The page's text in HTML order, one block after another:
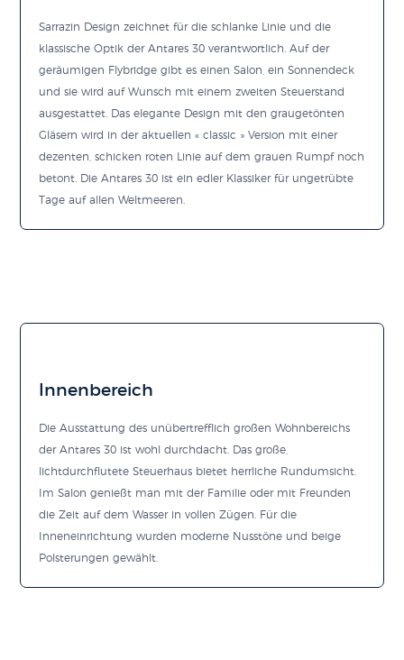
Sarrazin Design zeichnet für die schlanke Linie und die
klassische Optik der Antares 30 verantwortlich. Auf der
geräumigen Flybridge gibt es einen Salon, ein Sonnendeck
und sie wird auf Wunsch mit einem zweiten Steuerstand
ausgestattet. Das elegante Design mit den graugetönten
Gläsern wird in der aktuellen « classic » Version mit einer
dezenten, schicken roten Linie auf dem grauen Rumpf noch
betont. Die Antares 30 ist ein edler Klassiker für ungetrübte
Tage auf allen Weltmeeren.
Innenbereich
Die Ausstattung des unübertrefflich großen Wohnbereichs
der Antares 30 ist wohl durchdacht. Das große,
lichtdurchflutete Steuerhaus bietet herrliche Rundumsicht.
Im Salon genießt man mit der Familie oder mit Freunden
die Zeit auf dem Wasser in vollen Zügen. Für die
Inneneinrichtung wurden moderne Nusstöne und beige
Polsterungen gewählt.